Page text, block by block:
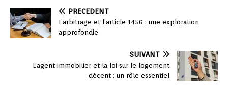
PRÉCÉDENT
L’arbitrage et l’article 1456 : une exploration
approfondie
SUIVANT
L’agent immobilier et la loi sur le logement
décent : un rôle essentiel